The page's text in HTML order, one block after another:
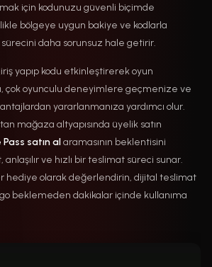
için kodunuzu güvenli biçimde
bölgeye uygun bakiye ve kodlarla
daha sorunsuz hale getirir.
yapıp kodu etkinleştirerek oyun
çok oyunculu deneyimlere geçmenize ve
yararlanmanıza yardımcı olur.
mağaza altyapısında üyelik satın
satın alaramasının beklentisini
ve hızlı bir teslimat süreci sunar.
hediye olarak değerlendirin, dijital teslimat
beklemeden dakikalar içinde kullanıma